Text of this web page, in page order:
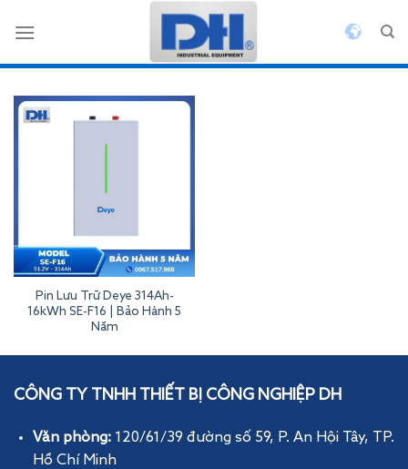
qua
Pin Lưu Trữ Deye 314Ah-
16kWh SE-F16 | Bảo Hành 5
Năm
Inverterdeye
CÔNG TY TNHH THIẾT BỊ CÔNG NGHIỆP DH
Văn phòng: 120/61/39 đường số 59, P. An Hội Tây, TP.
Hồ Chí Minh